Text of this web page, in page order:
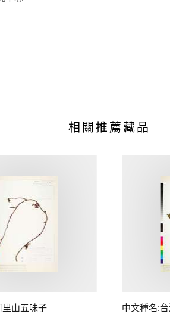
相關推薦藏品
山五味子 中文種名: